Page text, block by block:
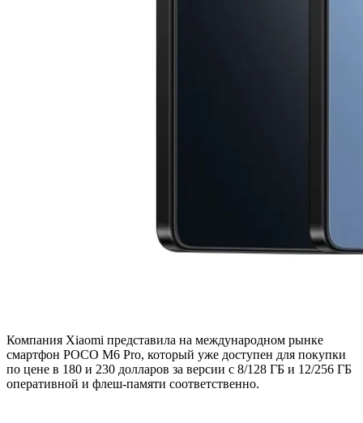
Компания Xiaomi представила на международном рынке
смартфон POCO M6 Pro, который уже доступен для покупки
по цене в 180 и 230 долларов за версии с 8/128 ГБ и 12/256 ГБ
оперативной и флеш-памяти соответственно.